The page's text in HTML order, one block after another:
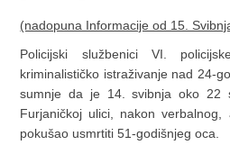
(nadopuna Informacije od 15.
Policijski službenici VI.
kriminalističko istraživanje nad 24-
sumnje da je 14. svibnja oko 22
Furjaničkoj ulici, nakon
pokušao usmrtiti 51-godišnjeg oca.